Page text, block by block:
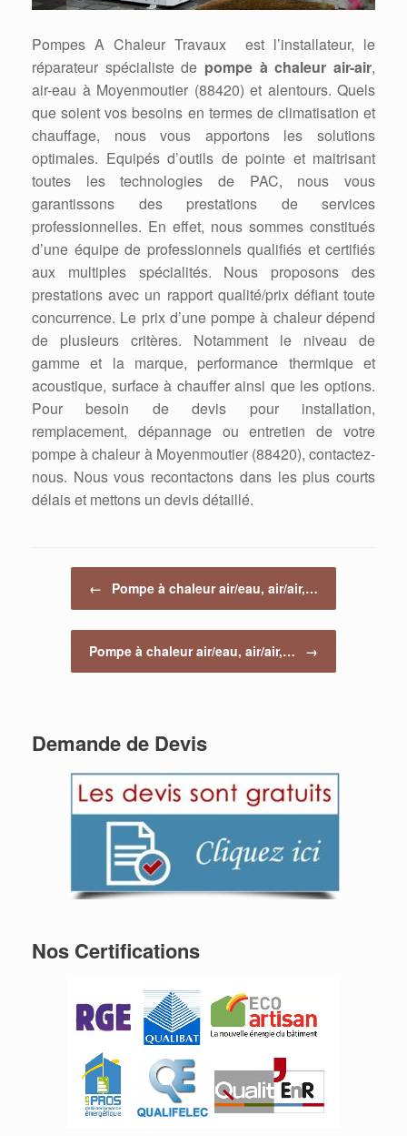
Pompes A Chaleur Travaux est l’installateur, le
réparateur spécialiste de pompe à chaleur air-air,
air-eau à Moyenmoutier (88420) et alentours. Quels
que soient vos besoins en termes de climatisation et
chauffage, nous vous apportons les solutions
optimales. Equipés d’outils de pointe et maitrisant
toutes les technologies de PAC, nous vous
garantissons des prestations de services
professionnelles. En effet, nous sommes constitués
d’une équipe de professionnels qualifiés et certifiés
aux multiples spécialités. Nous proposons des
prestations avec un rapport qualité/prix défiant toute
concurrence. Le prix d’une pompe à chaleur dépend
de plusieurs critères. Notamment le niveau de
gamme et la marque, performance thermique et
acoustique, surface à chauffer ainsi que les options.
Pour besoin de devis pour installation,
remplacement, dépannage ou entretien de votre
pompe à chaleur à Moyenmoutier (88420), contactez-
nous. Nous vous recontactons dans les plus courts
délais et mettons un devis détaillé.
← Pompe à chaleur air/eau, air/air,…
Pompe à chaleur air/eau, air/air,… →
Demande de Devis
Nos Certifications